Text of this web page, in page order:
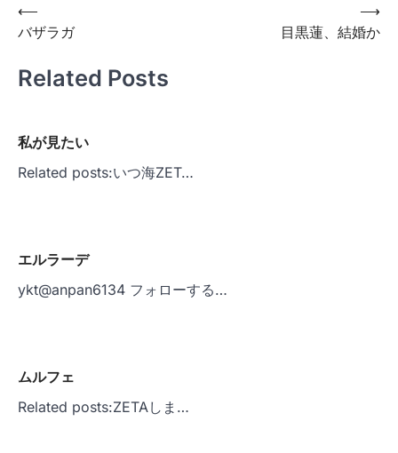
投
稿
ナ
ー
シ
⟵
バザラガ
目黒蓮、結婚か
⟶
Related Posts
私が見たい
Related posts:いつ海ZET…
エルラーデ
ykt@anpan6134 フォローする…
ムルフェ
Related posts:ZETAしま…